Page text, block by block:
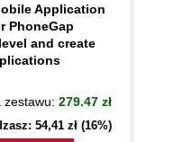
Application
PhoneGap
and create
zestawu: 279.47 zł
54,41 zł (16%)